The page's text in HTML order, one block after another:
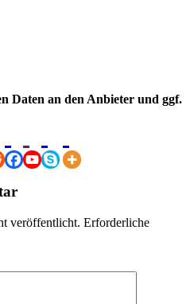
Daten an den Anbieter und ggf.
veröffentlicht. Erforderliche